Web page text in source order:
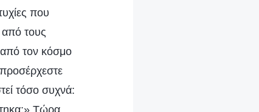
που
από τους
από τον κόσμο
τόσο συχνά:
Τώρα